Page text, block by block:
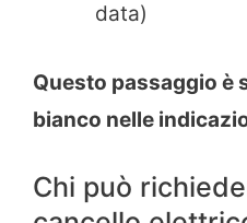
data)
Questo passaggio è
bianco nelle
Chi può